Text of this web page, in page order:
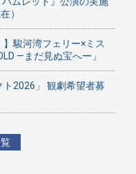
）
】駿河湾フェリー×ミス
―まだ見ぬ宝へー」
ト2026」 観劇希望者募